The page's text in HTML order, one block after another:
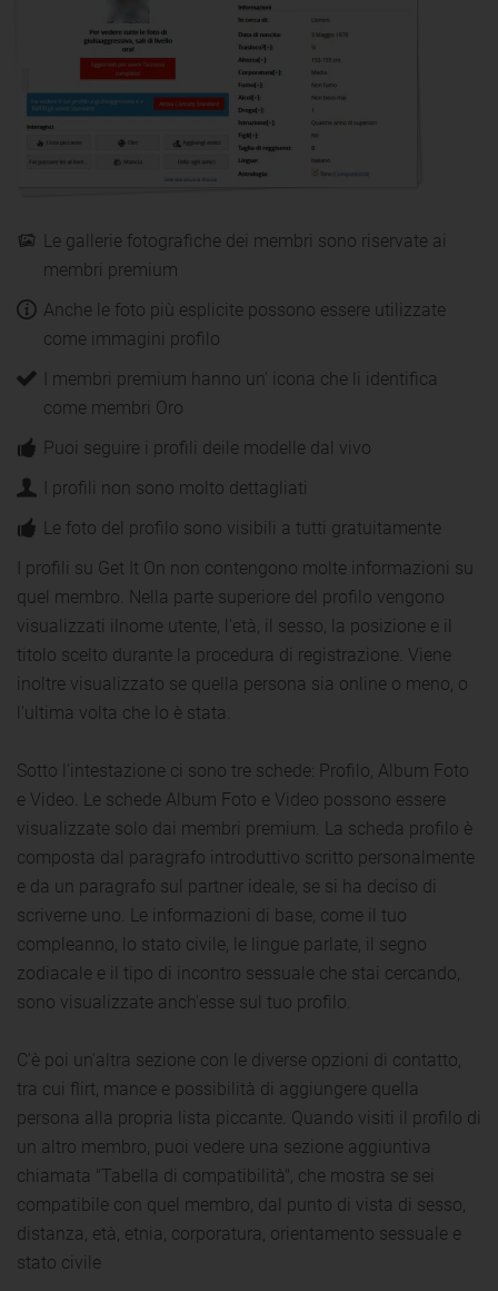
Le gallerie fotografiche dei membri sono riservate ai
membri premium
Anche le foto più esplicite possono essere utilizzate
come immagini profilo
I membri premium hanno un' icona che li identifica
come membri Oro
Puoi seguire i profili deile modelle dal vivo
I profili non sono molto dettagliati
Le foto del profilo sono visibili a tutti gratuitamente
I profili su Get It On non contengono molte informazioni su
quel membro. Nella parte superiore del profilo vengono
visualizzati ilnome utente, l'età, il sesso, la posizione e il
titolo scelto durante la procedura di registrazione. Viene
inoltre visualizzato se quella persona sia online o meno, o
l'ultima volta che lo è stata.
Sotto l'intestazione ci sono tre schede: Profilo, Album Foto
e Video. Le schede Album Foto e Video possono essere
visualizzate solo dai membri premium. La scheda profilo è
composta dal paragrafo introduttivo scritto personalmente
e da un paragrafo sul partner ideale, se si ha deciso di
scriverne uno. Le informazioni di base, come il tuo
compleanno, lo stato civile, le lingue parlate, il segno
zodiacale e il tipo di incontro sessuale che stai cercando,
sono visualizzate anch'esse sul tuo profilo.
C'è poi un'altra sezione con le diverse opzioni di contatto,
tra cui flirt, mance e possibilità di aggiungere quella
persona alla propria lista piccante. Quando visiti il profilo di
un altro membro, puoi vedere una sezione aggiuntiva
chiamata "Tabella di compatibilità", che mostra se sei
compatibile con quel membro, dal punto di vista di sesso,
distanza, età, etnia, corporatura, orientamento sessuale e
stato civile